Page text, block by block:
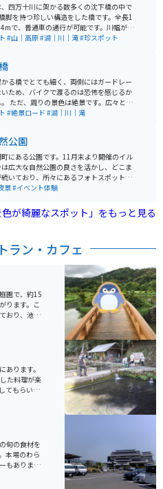
四万十川に架かる数多くの沈下橋の中で
脚を持つ珍しい構造をした橋です。全長1
で、普通車の通行が可能です。川幅が広
かなため、右岸側の河原はキャンプ地と
す。四万十市勝間に位置し、最寄りの中
30分の距離にあります。バス利用の場合
に乗車し「鵜の江」バス停で下車すると
、増水時に川に沈
た沈下橋が点在し、川と橋、そして周囲
なす景観は四万十川を象徴する風景のひと
徴的な構造と美しい風景がとても魅力的
#山｜高原#湖｜川｜滝#珍スポット
る橋でとても細く、両側にはガードレー
いため、バイクで渡るのは恐怖を感じるか
ただ、周りの景色は絶景です。広々とし
々が美しい光景を作り出しています。四
#絶景ロード #湖｜川｜滝
公園
にある公園です。11月末より開催のイル
広大な自然公園の良さを活かし、どこま
いており、所々にあるフォトスポットで
族連れ、恋人とたくさんの方が写真を撮
も大きな混雑なくゆったりと鑑賞するこ
自然公園というだけあって季節の花もた
景#イベント体験
色が綺麗なスポット」をもっと見る
ラン・カフェ
園で、約15
ります。こ
おり、池や
には桜や
境でゆっく
季節ごと
トアップな
本の伝統美
きを過ご
あります。
た料理が楽
てもらい、
宿でゆっ
旬の食材を
本場のわら
もありま
・久礼の